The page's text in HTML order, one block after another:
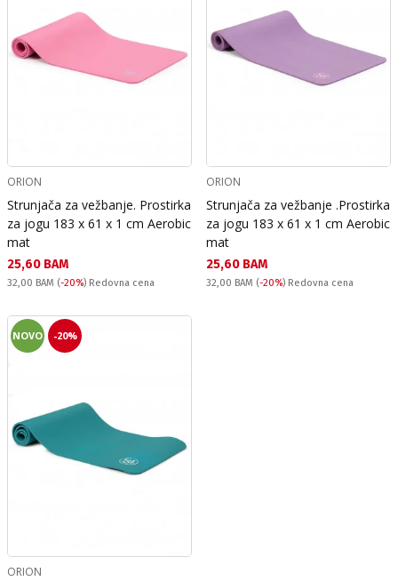
ORION
Strunjača za vežbanje. Prostirka
za jogu 183 х 61 х 1 cm Aerobic
mat
Текуща цена:
25,60 BAM
Redovna cena:
32,00 BAM (-20%) Redovna cena
ORION
Strunjača za vežbanje .Prostirka
za jogu 183 х 61 х 1 cm Aerobic
mat
Текуща цена:
25,60 BAM
Redovna cena:
32,00 BAM (-20%) Redovna cena
NOVO -20%
ORION